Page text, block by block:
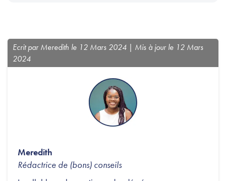
Ecrit par Meredith le 12 Mars 2024 | Mis à jour le 12 Mars
2024
Meredith
Rédactrice de (bons) conseils